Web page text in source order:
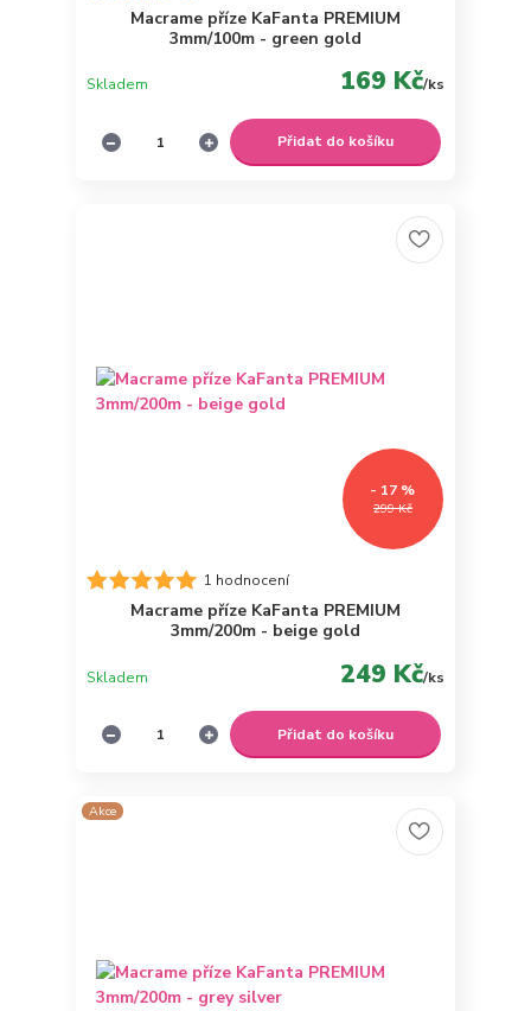
Macrame příze KaFanta PREMIUM
3mm/100m - green gold
169 Kč/ks
Skladem
Přidat do košíku
299 Kč
- 17 %
1 hodnocení
Macrame příze KaFanta PREMIUM
3mm/200m - beige gold
249 Kč/ks
Skladem
Přidat do košíku
Akce